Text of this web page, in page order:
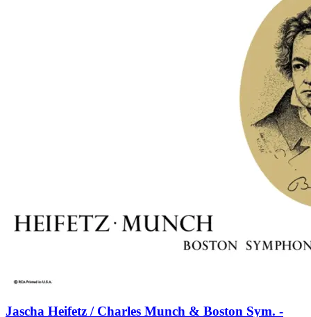
Jascha Heifetz / Charles Munch & Boston Sym. -